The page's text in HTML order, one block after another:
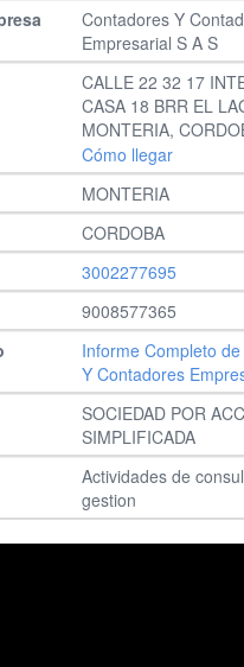
Contadores Y
Empresarial S A S
CALLE 22 32 17
CASA 18 BRR EL
MONTERIA,
Cómo llegar
MONTERIA
CORDOBA
3002277695
9008577365
Informe Completo
Y Contadores
SOCIEDAD POR
SIMPLIFICADA
Actividades de
gestion